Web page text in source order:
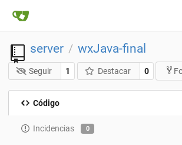
server / wxJava-final
Seguir 1 Destacar 0
Código
Incidencias 0